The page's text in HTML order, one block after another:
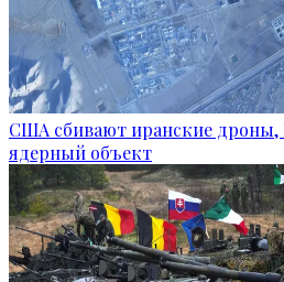
США сбивают иранские
ядерный объект